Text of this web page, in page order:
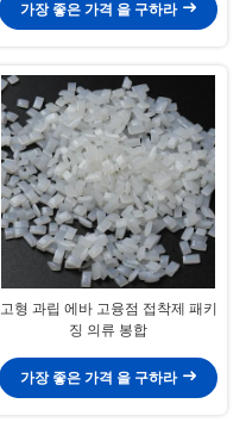
가장 좋은 가격 을 구하라
고형 과립 에바 고융점 접착제 패키
징 의류 봉합
가장 좋은 가격 을 구하라